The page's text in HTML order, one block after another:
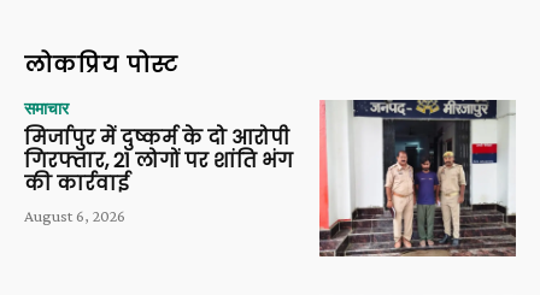
लोकप्रिय पोस्ट
समाचार
मिर्जापुर में दुष्कर्म के दो आरोपी
गिरफ्तार, 21 लोगों पर शांति भंग
की कार्रवाई
August 6, 2026